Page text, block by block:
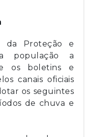
da Proteção e
população a
os boletins e
canais oficiais
os seguintes
de chuva e